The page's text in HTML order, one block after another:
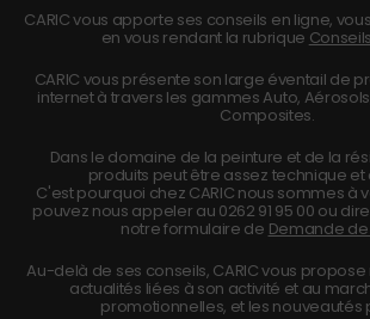
CARIC vous apporte ses conseils en ligne,
en vous rendant la rubrique
CARIC vous présente son large éventail de
internet à travers les gammes Auto,
Composites.
Dans le domaine de la peinture et de la
produits peut être assez technique
C'est pourquoi chez CARIC nous sommes à
pouvez nous appeler au 0262 91 95 00 ou
notre formulaire de Demande
Au-delà de ses conseils, CARIC vous
actualités liées à son activité et au
promotionnelles, et les nouveautés